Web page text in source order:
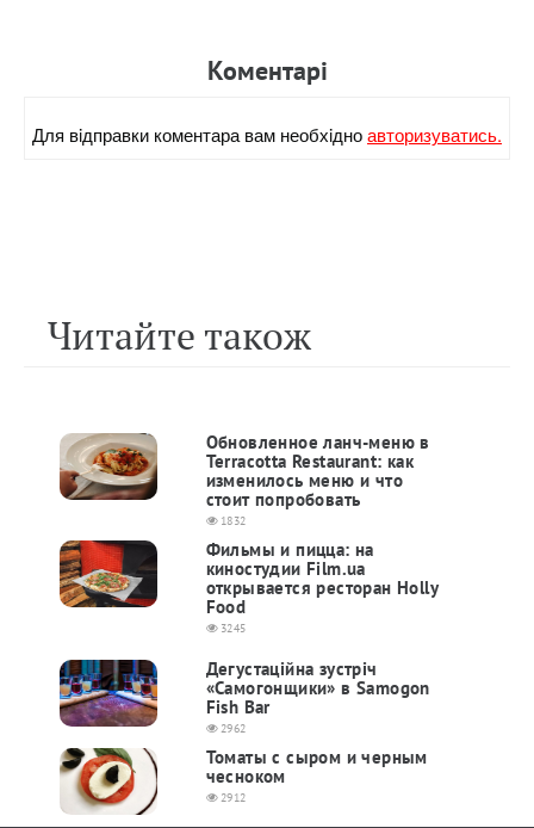
Коментарi
Для вiдправки коментара вам необхiдноавторизуватись.
Читайте також
Обновленное ланч-меню в
Terracotta Restaurant: как
изменилось меню и что
стоит попробовать
1832
Фильмы и пицца: на
киностудии Film.ua
открывается ресторан Holly
Food
3245
Дегустаційна зустріч
«Самогонщики» в Samogon
Fish Bar
2962
Томаты с сыром и черным
чесноком
2912